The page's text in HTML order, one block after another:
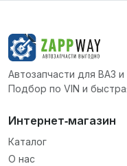
Автозапчасти для ВАЗ и
Подбор по VIN и
Интернет‑магазин
Каталог
О нас